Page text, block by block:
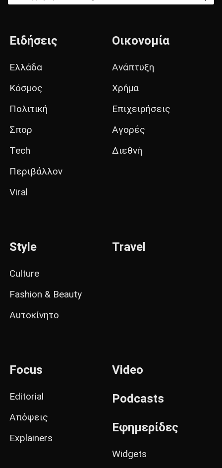
Ειδήσεις
Ελλάδα
Κόσμος
Πολιτική
Σπορ
Tech
Περιβάλλον
Viral
Οικονομία
Ανάπτυξη
Χρήμα
Επιχειρήσεις
Αγορές
Διεθνή
Style
Culture
Fashion & Beauty
Αυτοκίνητο
Travel
Focus
Editorial
Απόψεις
Explainers
Video
Podcasts
Εφημερίδες
Widgets